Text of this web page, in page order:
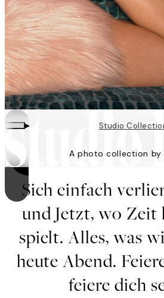
Videoschleifen
▸ Studio
A photo collection by
Sich einfach
und Jetzt, wo Zeit
spielt. Alles, was
heute Abend.
feiere dich